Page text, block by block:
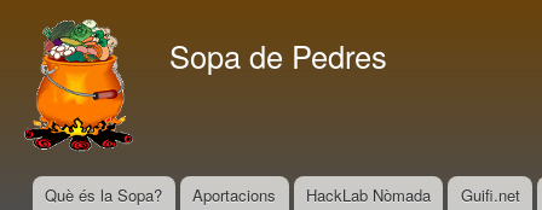
Sopa de Pedres
Què és la Sopa? Aportacions HackLab Nòmada Guifi.net